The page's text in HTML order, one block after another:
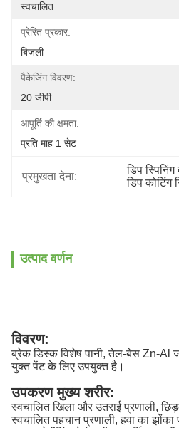
स्वचालित
प्रेरित प्रकार:
बिजली
पैकेजिंग विवरण:
20 जीपी
आपूर्ति की क्षमता:
प्रति माह 1 सेट
प्रमुखता देना:
डिप
डिप कोटिंग
उत्पाद वर्णन
विवरण:
ब्रेक डिस्क विशेष पानी, तेल-बेस Zn-Al
युक्त पेंट के लिए उपयुक्त है।
उपकरण मुख्य शरीर:
स्वचालित खिला और उतराई प्रणाली,
स्वचालित पहचान प्रणाली, हवा का